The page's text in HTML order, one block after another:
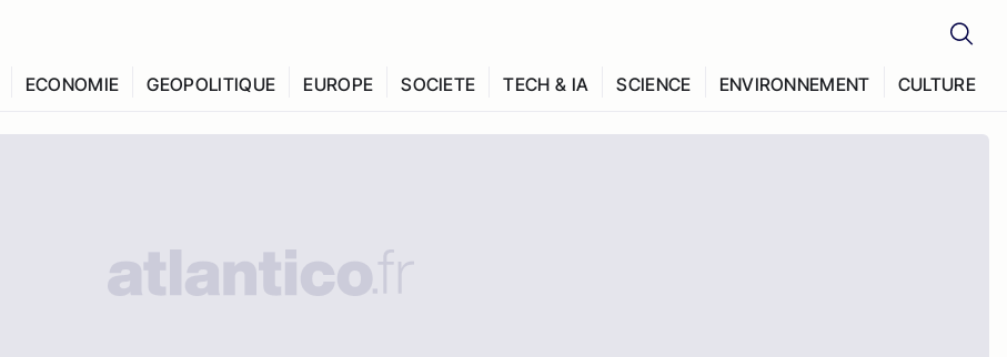
ECONOMIE GEOPOLITIQUE EUROPE SOCIETE TECH & IA SCIENCE ENVIRONNEMENT CULTURE